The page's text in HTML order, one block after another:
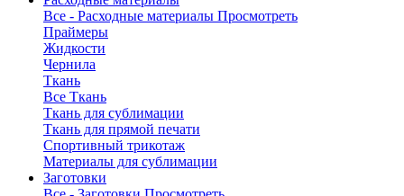
Все - Расходные материалы Просмотреть
Праймеры
Жидкости
Чернила
Ткань
Все Ткань
Ткань для сублимации
Ткань для прямой печати
Спортивный трикотаж
Материалы для сублимации
Заготовки